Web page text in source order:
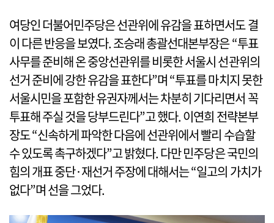
여당인 더불어민주당은 선관위에 유감을 표하면서도 결
이 다른 반응을 보였다. 조승래 총괄선대본부장은 “투표
사무를 준비해 온 중앙선관위를 비롯한 서울시 선관위의
선거 준비에 강한 유감을 표한다”며 “투표를 마치지 못한
서울시민을 포함한 유권자께서는 차분히 기다리면서 꼭
투표해 주실 것을 당부드린다”고 했다. 이연희 전략본부
장도 “신속하게 파악한 다음에 선관위에서 빨리 수습할
수 있도록 촉구하겠다”고 밝혔다. 다만 민주당은 국민의
힘의 개표 중단·재선거 주장에 대해서는 “일고의 가치가
없다”며 선을 그었다.